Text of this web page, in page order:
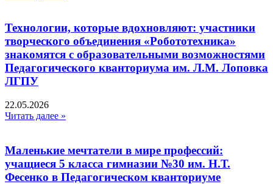
Технологии, которые вдохновляют: участники
творческого объединения «Робототехника»
знакомятся с образовательными возможностями
Педагогического кванториума им. Л.М. Лоповка
ЛГПУ
22.05.2026
Читать далее »
Маленькие мечтатели в мире профессий:
учащиеся 5 класса гимназии №30 им. Н.Т.
Фесенко в Педагогическом кванториуме